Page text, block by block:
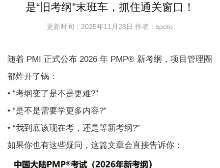
是“旧考纲”末班车，抓住通关窗口！
更新时间：2025年11月28日作者：spoto
随着 PMI 正式公布 2026 年 PMP® 新考纲，项目管理圈
都炸开了锅：
• “考纲变了是不是更难?”
• “是不是需要学更多内容?”
• “我到底该现在考，还是等新考纲?”
如果你也有这些疑问，这篇文章会直接告诉你：